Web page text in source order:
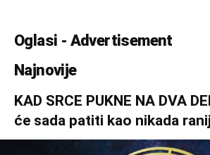
Oglasi - Advertisement
Najnovije
KAD SRCE PUKNE NA DVA
će sada patiti kao nikada